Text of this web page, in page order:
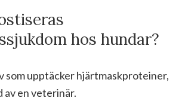
hos hundar?
som upptäcker hjärtmaskproteiner,
en veterinär.